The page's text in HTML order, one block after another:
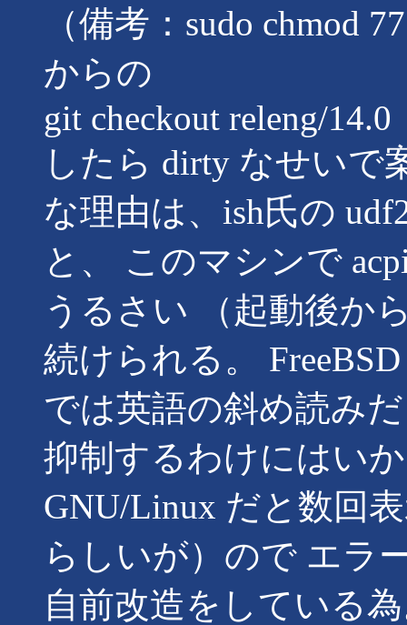
（備考：sudo chmod
からの
git checkout releng/14.0
したら dirty なせいで
な理由は、ish氏の
と、 このマシンで
うるさい （起動後か
続けられる。
では英語の斜め読み
抑制するわけにはい
GNU/Linux だと数回
らしいが）ので エラ
自前改造をしている